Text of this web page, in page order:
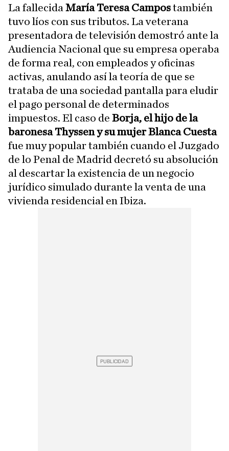
La fallecida María Teresa Campostambién
tuvo líos con sus tributos. La veterana
presentadora de televisión demostró ante la
Audiencia Nacional que su empresa operaba
de forma real, con empleados y oficinas
activas, anulando así la teoría de que se
trataba de una sociedad pantalla para eludir
el pago personal de determinados
impuestos. El caso de Borja, el hijo de la
baronesa Thyssen y su mujer Blanca Cuesta
fue muy popular también cuando el Juzgado
de lo Penal de Madrid decretó su absolución
al descartar la existencia de un negocio
jurídico simulado durante la venta de una
vivienda residencial en Ibiza.